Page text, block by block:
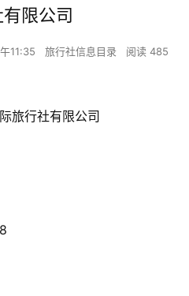
限公司
11:35 旅行社信息目录 阅读 485
旅行社有限公司